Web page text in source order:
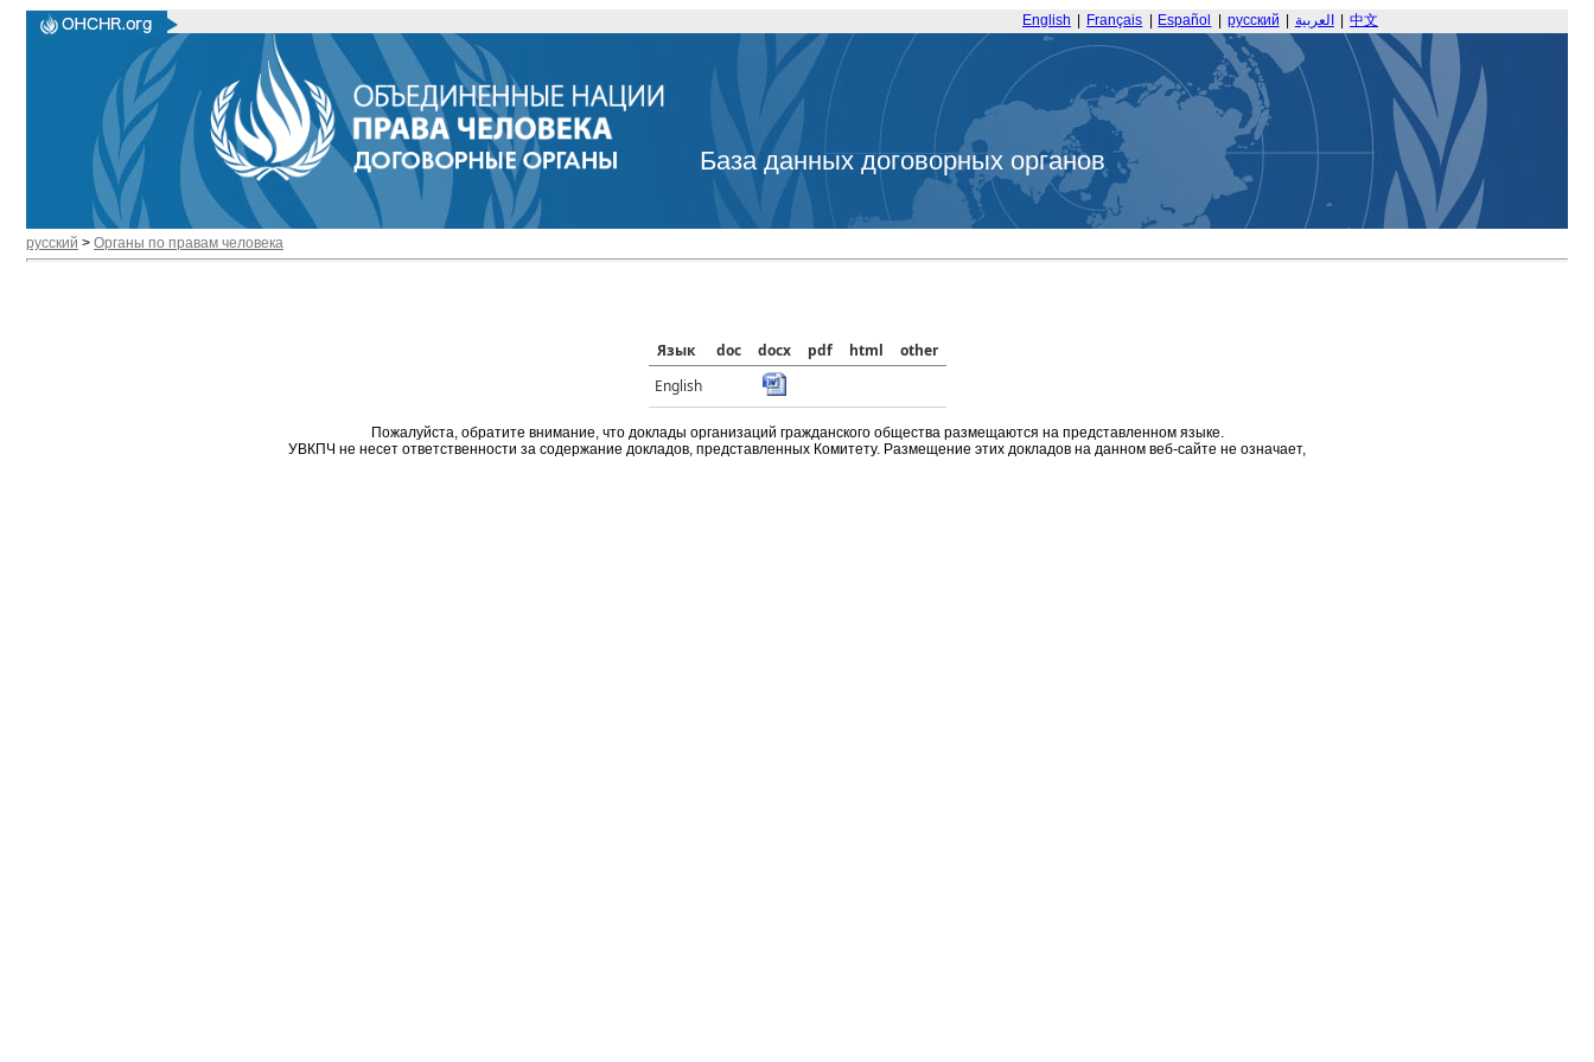
English Français Español русский العربية 中文
База данных договорных органов
русский > Органы по правам человека
Язык doc docx pdf html
other
English
Пожалуйста, обратите внимание, что доклады организаций гражданского общества размещаются на представленном языке.
УВКПЧ не несет ответственности за содержание докладов, представленных Комитету. Размещение этих докладов на данном веб-сайте не означает,